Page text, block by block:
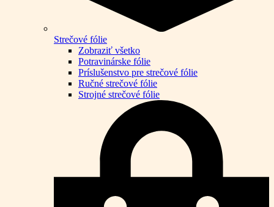
Strečové fólie
Zobraziť všetko
Potravinárske fólie
Príslušenstvo pre strečové fólie
Ručné strečové fólie
Strojné strečové fólie